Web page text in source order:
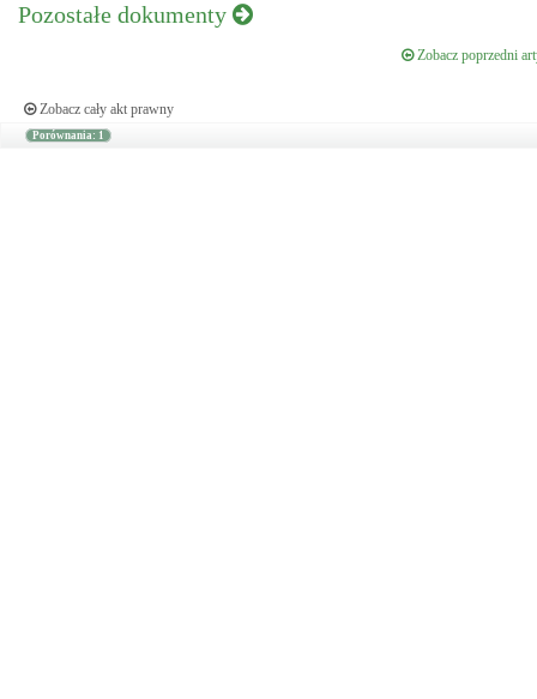
Pozostałe dokumenty
Zobacz poprzedni
Zobacz cały akt prawny
Porównania: 1